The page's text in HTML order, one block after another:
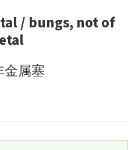
/ bungs, not of
金属塞